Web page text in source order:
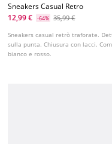
Sneakers Casual Retro
12,99 €
-64% 35,99 €
Sneakers casual retrò traforate.
sulla punta. Chiusura con lacci.
bianco e rosso.